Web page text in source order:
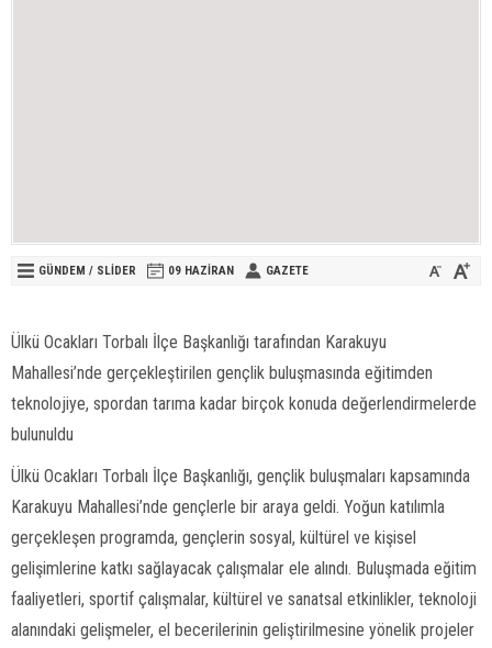
GÜNDEM / SLİDER 09 HAZIRAN GAZETE
Ülkü Ocakları Torbalı İlçe Başkanlığı tarafından Karakuyu
Mahallesi’nde gerçekleştirilen gençlik buluşmasında eğitimden
teknolojiye, spordan tarıma kadar birçok konuda değerlendirmelerde
bulunuldu
Ülkü Ocakları Torbalı İlçe Başkanlığı, gençlik buluşmaları kapsamında
Karakuyu Mahallesi’nde gençlerle bir araya geldi. Yoğun katılımla
gerçekleşen programda, gençlerin sosyal, kültürel ve kişisel
gelişimlerine katkı sağlayacak çalışmalar ele alındı. Buluşmada eğitim
faaliyetleri, sportif çalışmalar, kültürel ve sanatsal etkinlikler, teknoloji
alanındaki gelişmeler, el becerilerinin geliştirilmesine yönelik projeler